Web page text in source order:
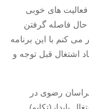
های خوبی
فاصله گرفتن
کنم با این برنامه
اشتغال قبل توجه و
رضوی در